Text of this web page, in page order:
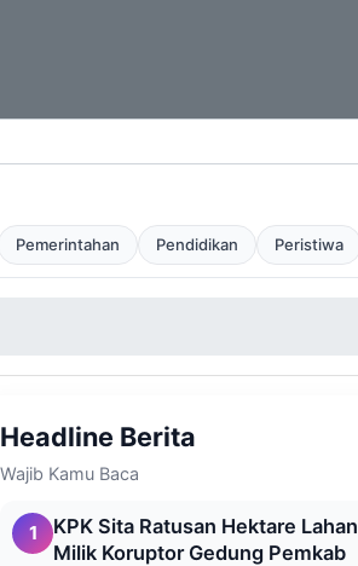
Pemerintahan Pendidikan Peristiwa
Headline Berita
Wajib Kamu Baca
1
KPK Sita Ratusan Hektare Lahan
Milik Koruptor Gedung Pemkab